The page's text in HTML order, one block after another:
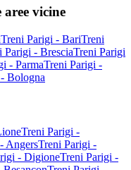
vicine
Treni Parigi - BariTreni
Parigi - BresciaTreni Parigi
- ParmaTreni Parigi -
Bologna
Treni Parigi -
AngersTreni Parigi -
- DigioneTreni Parigi -